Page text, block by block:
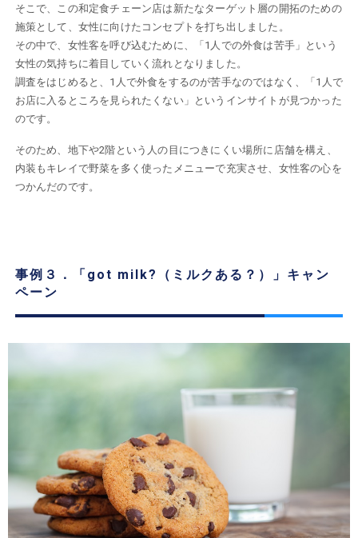
そこで、この和定食チェーン店は新たなターゲット層の開拓のための
施策として、女性に向けたコンセプトを打ち出しました。
その中で、女性客を呼び込むために、「1人での外食は苦手」という
女性の気持ちに着目していく流れとなりました。
調査をはじめると、1人で外食をするのが苦手なのではなく、「1人で
お店に入るところを見られたくない」というインサイトが見つかった
のです。
そのため、地下や2階という人の目につきにくい場所に店舗を構え、
内装もキレイで野菜を多く使ったメニューで充実させ、女性客の心を
つかんだのです。
事例３．「got milk?（ミルクある？）」キャン
ペーン